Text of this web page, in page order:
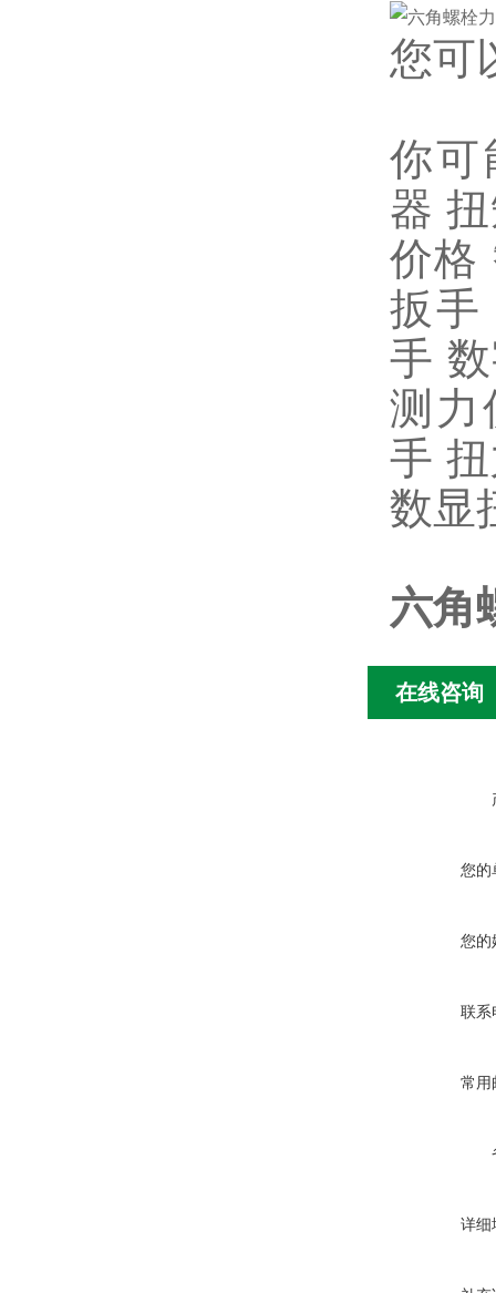
您可
你可
器
价格
扳手
手
测力
手
数显
六角
在线咨询
您的
您的
联系
常用
详细